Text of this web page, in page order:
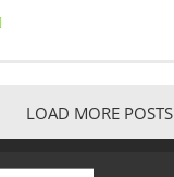
LOAD MORE POSTS